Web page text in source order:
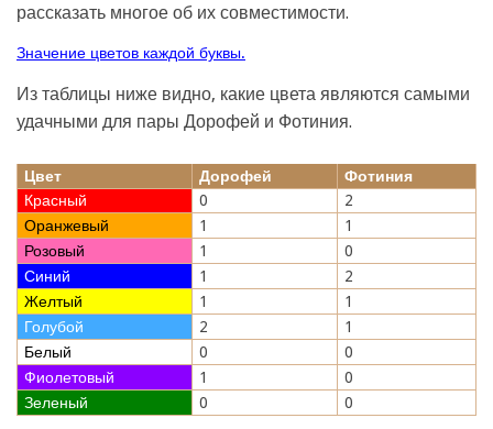
рассказать многое об их совместимости.
Значение цветов каждой буквы.
Из таблицы ниже видно, какие цвета являются самыми
удачными для пары Дорофей и Фотиния.
Цвет Дорофей
Фотиния
Красный
0
2
Оранжевый
1
1
Розовый
1
0
Синий
1
2
Желтый
1
1
Голубой
2
1
Белый
0
0
Фиолетовый
1
0
Зеленый
0 0